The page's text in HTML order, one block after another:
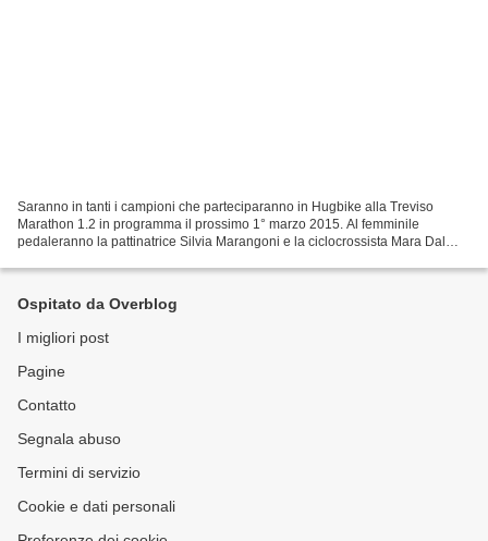
Saranno in tanti i campioni che parteciparanno in Hugbike alla Treviso
Marathon 1.2 in programma il prossimo 1° marzo 2015. Al femminile
pedaleranno la pattinatrice Silvia Marangoni e la ciclocrossista Mara Dal
Ospitato da Overblog
I migliori post
Pagine
Contatto
Segnala abuso
Termini di servizio
Cookie e dati personali